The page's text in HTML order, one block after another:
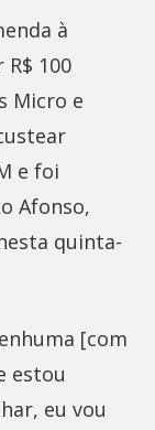
à
100
Micro e
e foi
Afonso,
quinta-
[com
estou
eu vou